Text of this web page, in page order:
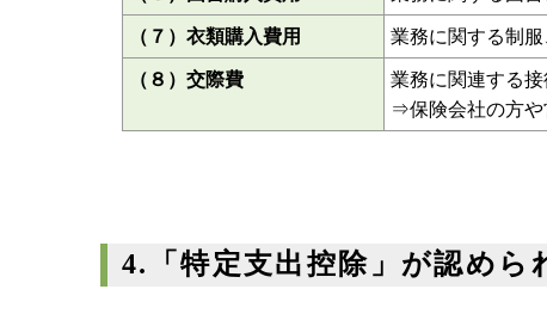
（７）衣類購入費用 業務に関する制
（８）交際費
業務に関連する接
⇒保険会社の方や
4.「特定支出控除」が認めら